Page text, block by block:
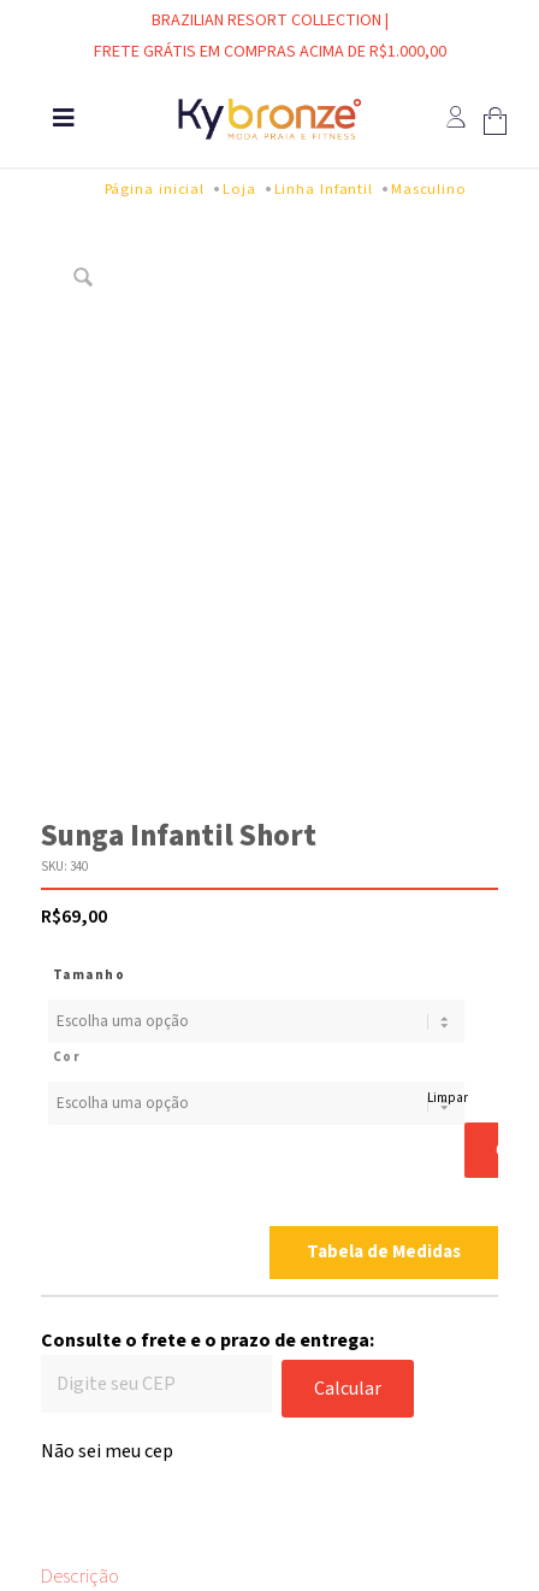
BRAZILIAN RESORT COLLECTION |
FRETE GRÁTIS EM COMPRAS ACIMA DE R$1.000,00
Página inicial Loja Linha Infantil Masculino
Sunga Infantil Short
SKU: 340
R$69,00
Tamanho
Cor
Limpar
Tabela de Medidas
Consulte o frete e o prazo de entrega:
Calcular
Não sei meu cep
Descrição